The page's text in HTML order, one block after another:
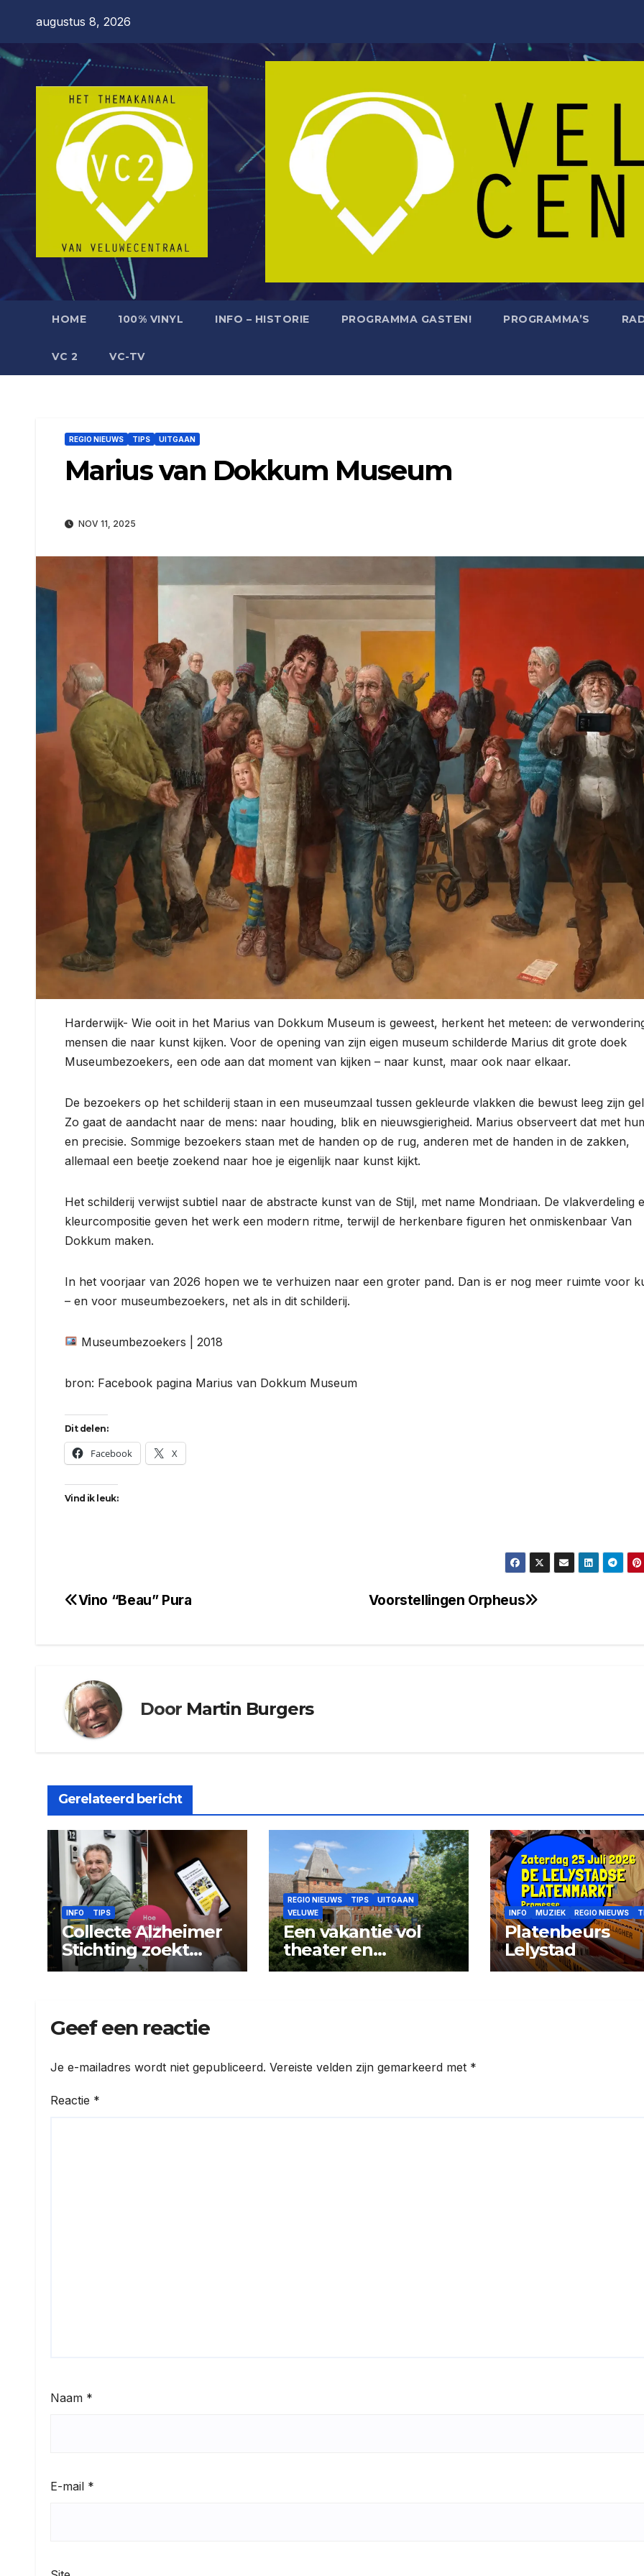
de
augustus 8, 2026
HOME 100% VINYL INFO – HISTORIE PROGRAMMA GASTEN! PROGRAMMA’S
VC 2 VC-TV
REGIO NIEUWS TIPS UITGAAN
Marius van Dokkum Museum
NOV 11, 2025
Harderwijk- Wie ooit in het Marius van Dokkum Museum is geweest, herkent het meteen: de
mensen die naar kunst kijken. Voor de opening van zijn eigen museum schilderde Marius dit grote doek
Museumbezoekers, een ode aan dat moment van kijken – naar kunst, maar ook naar elkaar.
De bezoekers op het schilderij staan in een museumzaal tussen gekleurde vlakken die bewust leeg zijn
Zo gaat de aandacht naar de mens: naar houding, blik en nieuwsgierigheid. Marius observeert dat met
en precisie. Sommige bezoekers staan met de handen op de rug, anderen met de handen in de zakken,
allemaal een beetje zoekend naar hoe je eigenlijk naar kunst kijkt.
Het schilderij verwijst subtiel naar de abstracte kunst van de Stijl, met name Mondriaan. De vlakverdeling
kleurcompositie geven het werk een modern ritme, terwijl de herkenbare figuren het onmiskenbaar Van
Dokkum maken.
In het voorjaar van 2026 hopen we te verhuizen naar een groter pand. Dan is er nog meer ruimte voor
– en voor museumbezoekers, net als in dit schilderij.
Museumbezoekers | 2018
bron: Facebook pagina Marius van Dokkum Museum
Dit delen:
Facebook X
Vind ik leuk:
Bericht
Voorstellingen Orpheus
Vino “Beau” Pura
Door Martin Burgers
Gerelateerd bericht
INFO TIPS
Collecte Alzheimer
Stichting zoekt
collectanten
REGIO NIEUWS TIPS
UITGAAN
VELUWE
Een vakantie vol
theater en
avontuur op kasteel
INFO MUZIEK REGIO NIEUWS
Platenbeurs
Lelystad
Geef een reactie
Je e-mailadres wordt niet gepubliceerd. Vereiste velden zijn gemarkeerd met *
Reactie *
Naam *
E-mail *